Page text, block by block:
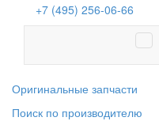
+7 (495) 256-06-66
Оригинальные запчасти
Поиск по производителю